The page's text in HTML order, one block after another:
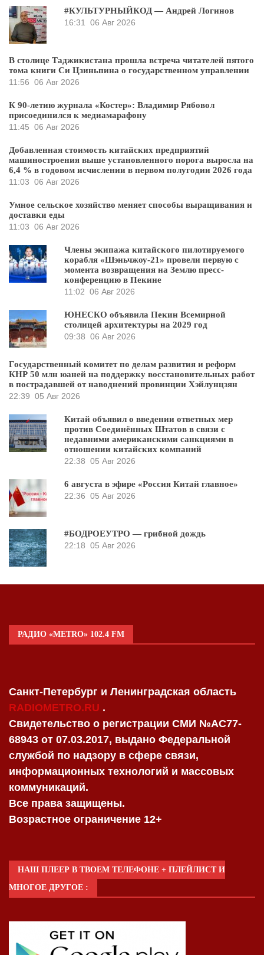
#КУЛЬТУРНЫЙКОД — Андрей Логинов
16:31
06 Авг 2026
В столице Таджикистана прошла встреча читателей пятого
тома книги Си Цзиньпина о государственном управлении
11:56 06 Авг 2026
К 90-летию журнала «Костер»: Владимир Рябовол
присоединился к медиамарафону
11:45 06 Авг 2026
Добавленная стоимость китайских предприятий
машиностроения выше установленного порога выросла на
6,4 % в годовом исчислении в первом полугодии 2026 года
11:03 06 Авг 2026
Умное сельское хозяйство меняет способы выращивания и
доставки еды
11:03 06 Авг 2026
Члены экипажа китайского пилотируемого
корабля «Шэньчжоу-21» провели первую с
момента возвращения на Землю пресс-
конференцию в Пекине
11:02 06 Авг 2026
ЮНЕСКО объявила Пекин Всемирной
столицей архитектуры на 2029 год
09:38 06 Авг 2026
Государственный комитет по делам развития и реформ
КНР 50 млн юаней на поддержку восстановительных работ
в пострадавшей от наводнений провинции Хэйлунцзян
22:39 05 Авг 2026
Китай объявил о введении ответных мер
против Соединённых Штатов в связи с
недавними американскими санкциями в
отношении китайских компаний
22:38 05 Авг 2026
6 августа в эфире «Россия Китай главное»
22:36 05 Авг 2026
#БОДРОЕУТРО — грибной дождь
22:18 05 Авг 2026
РАДИО «METRO» 102.4 FM
Санкт-Петербург и Ленинградская область
RADIOMETRO.RU .
Свидетельство о регистрации СМИ №AC77-
68943 от 07.03.2017, выдано Федеральной
службой по надзору в сфере связи,
информационных технологий и массовых
коммуникаций.
Все права защищены.
Возрастное ограничение 12+
НАШ ПЛЕЕР В ТВОЕМ ТЕЛЕФОНЕ + ПЛЕЙЛИСТ И
МНОГОЕ ДРУГОЕ :